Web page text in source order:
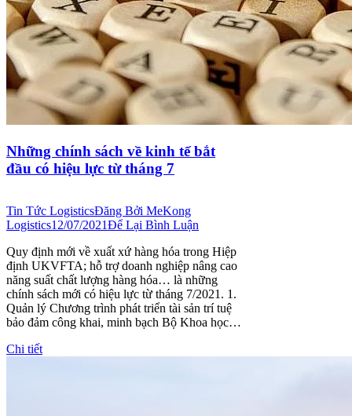
Những chính sách về kinh tế bắt
đầu có hiệu lực từ tháng 7
Tin Tức LogisticsĐăng Bởi MeKong
Logistics12/07/2021Để Lại Bình Luận
Quy định mới về xuất xứ hàng hóa trong Hiệp
định UKVFTA; hỗ trợ doanh nghiệp nâng cao
năng suất chất lượng hàng hóa… là những
chính sách mới có hiệu lực từ tháng 7/2021. 1.
Quản lý Chương trình phát triển tài sản trí tuệ
bảo đảm công khai, minh bạch Bộ Khoa học…
Chi tiết